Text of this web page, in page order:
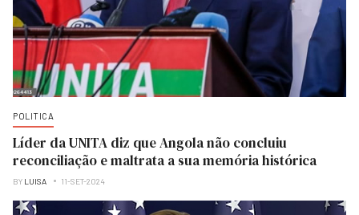
POLITICA
Líder da UNITA diz que Angola não concluiu
reconciliação e maltrata a sua memória histórica
BY LUISA 11-SET-2024